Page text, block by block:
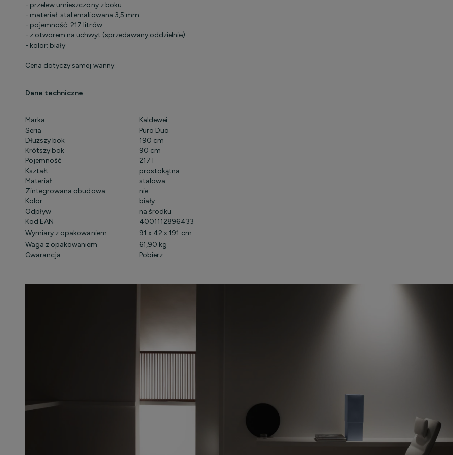
- przelew umieszczony z boku
- materiał: stal emaliowana 3,5 mm
- pojemność: 217 litrów
- z otworem na uchwyt (sprzedawany oddzielnie)
- kolor: biały
Cena dotyczy samej wanny.
Dane techniczne
Marka
Kaldewei
Seria
Puro Duo
Dłuższy bok
190 cm
Krótszy bok
90 cm
Pojemność
217 l
Kształt
prostokątna
Materiał
stalowa
Zintegrowana obudowa
nie
Kolor
biały
Odpływ
na środku
Kod EAN
4001112896433
Wymiary z opakowaniem
91 x 42 x 191 cm
Waga z opakowaniem
61,90 kg
Gwarancja
Pobierz